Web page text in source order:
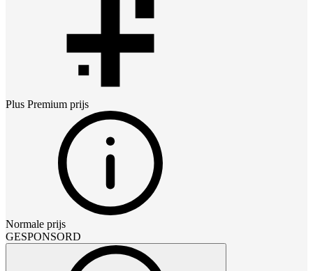
Plus Premium prijs
Normale prijs
GESPONSORD